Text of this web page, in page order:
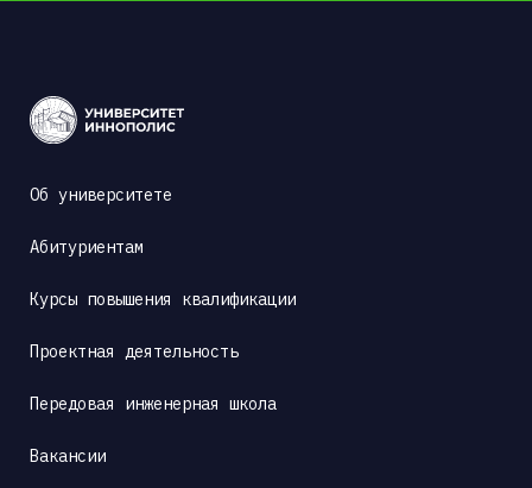
Об университете
Абитуриентам
Курсы повышения квалификации
Проектная деятельность
Передовая инженерная школа
Вакансии